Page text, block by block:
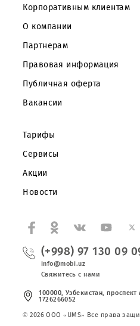
Частным клиентам
Корпоративным клиентам
О компании
Партнерам
Сервисы
Акции
Новости